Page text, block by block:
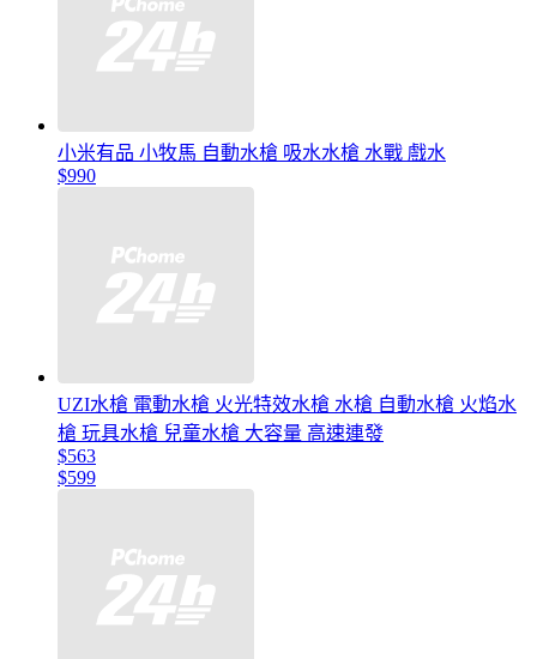
小米有品 小牧馬 自動水槍 吸水水槍 水戰 戲水
$990
UZI水槍 電動水槍 火光特效水槍 水槍 自動水槍 火焰水
槍 玩具水槍 兒童水槍 大容量 高速連發
$563
$599